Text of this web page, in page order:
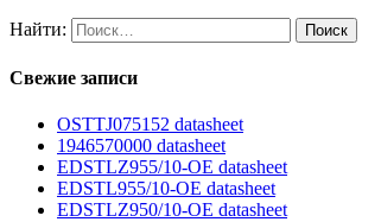
Найти:
Свежие записи
OSTTJ075152 datasheet
1946570000 datasheet
EDSTLZ955/10-OE datasheet
EDSTL955/10-OE datasheet
EDSTLZ950/10-OE datasheet